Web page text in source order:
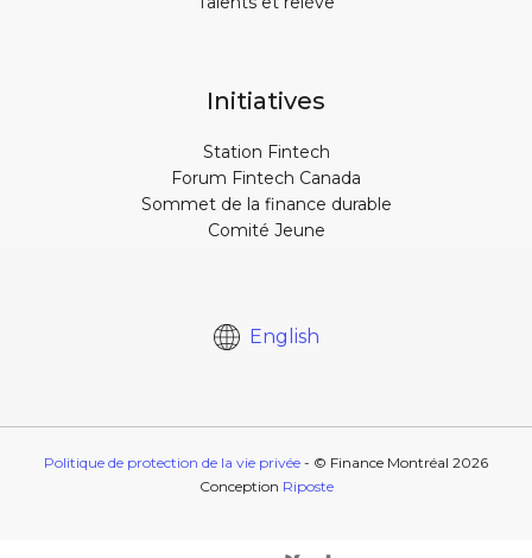
Initiatives
Station Fintech
Forum Fintech Canada
Sommet de la finance durable
Comité Jeune
English
Politique de protection de la vie privée - © Finance Montréal 2026
Conception Riposte